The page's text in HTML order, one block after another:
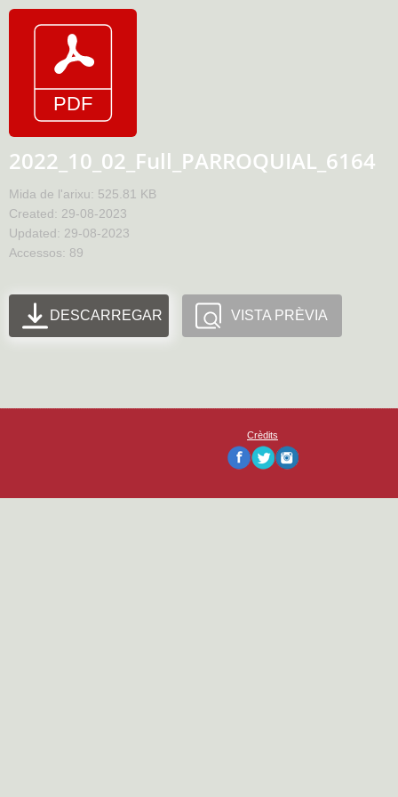
2022_10_02_Full_PARROQUIAL_6164
Mida de l'arixu: 525.81 KB
Created: 29-08-2023
Updated: 29-08-2023
Accessos: 89
DESCARREGAR VISTA PRÈVIA
Crèdits